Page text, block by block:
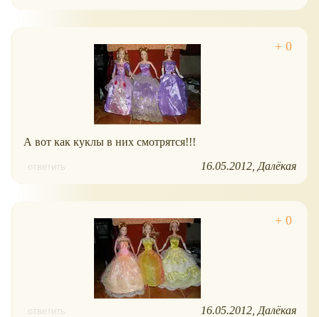
А вот как куклы в них смотрятся!!!
ответить 16.05.2012 Далёкая
ответить 16.05.2012 Далёкая